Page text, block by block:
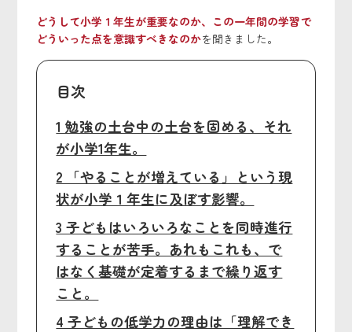
どうして小学１年生が重要なのか、この一年間の学習で
どういった点を意識すべきなのかを聞きました。
目次
1 勉強の土台中の土台を固める、それ
が小学1年生。
2 「やることが増えている」という現
状が小学１年生に及ぼす影響。
3 子どもはいろいろなことを同時進行
することが苦手。あれもこれも、で
はなく基礎が定着するまで繰り返す
こと。
4 子どもの低学力の理由は「理解でき